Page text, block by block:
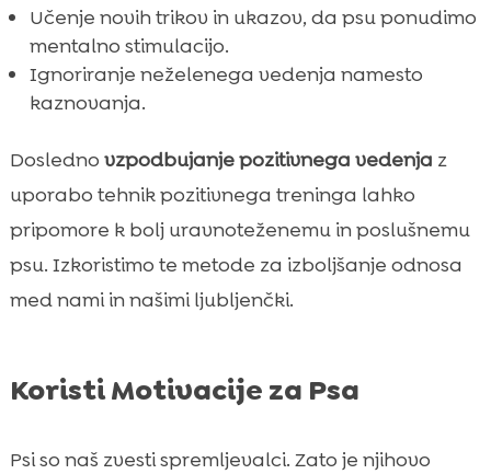
Učenje novih trikov in ukazov, da psu ponudimo
mentalno stimulacijo.
Ignoriranje neželenega vedenja namesto
kaznovanja.
Dosledno vzpodbujanje pozitivnega vedenja z
uporabo tehnik pozitivnega treninga lahko
pripomore k bolj uravnoteženemu in poslušnemu
psu. Izkoristimo te metode za izboljšanje odnosa
med nami in našimi ljubljenčki.
Koristi Motivacije za Psa
Psi so naš zvesti spremljevalci. Zato je njihovo